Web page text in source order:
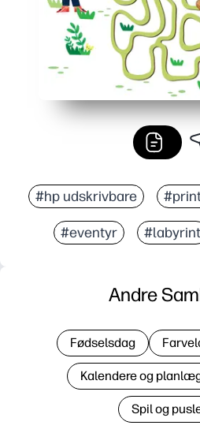
#hp udskrivbare
#eventyr #labyrint
Andre
Fødselsdag
Kalendere og
Spil og